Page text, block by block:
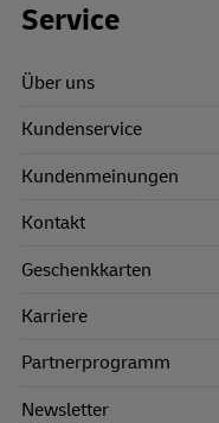
Footer Links
Service
Über uns
Kundenservice
Kundenmeinungen
Kontakt
Geschenkkarten
Karriere
Partnerprogramm
Newsletter